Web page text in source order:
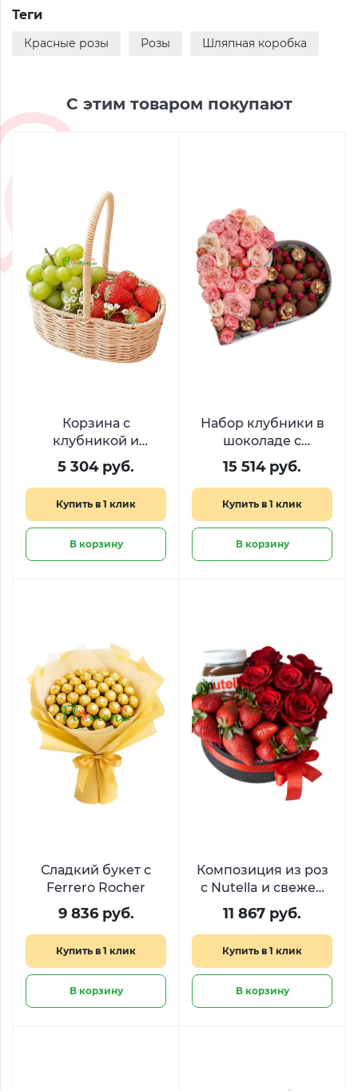
Теги
Красные розы Розы Шляпная коробка
С этим товаром покупают
Корзина с
клубникой и
виноградом «Сбор
урожая»
5 304 руб.
Купить в 1 клик
В корзину
Набор клубники в
шоколаде с
малиной и
пионовидными
розами «Десерт для
королевы​»
15 514 руб.
Купить в 1 клик
В корзину
Сладкий букет с
Ferrero Rocher
9 836 руб.
Купить в 1 клик
В корзину
Композиция из роз
с Nutella и свежей
клубникой «Аромат
нежности»
11 867 руб.
Купить в 1 клик
В корзину